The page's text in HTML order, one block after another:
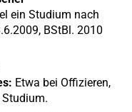
ein Studium nach
BStBl. 2010
Etwa bei Offizieren,